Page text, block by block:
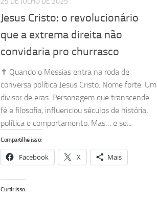
Jesus Cristo: o revolucionário
que a extrema direita não
convidaria pro churrasco
✝️ Quando o Messias entra na roda de
conversa política Jesus Cristo. Nome forte. Um
divisor de eras. Personagem que transcende
fé e filosofia, influenciou séculos de história,
política e comportamento. Mas… e se...
Compartilhe isso:
Facebook X Mais
Curtir isso: